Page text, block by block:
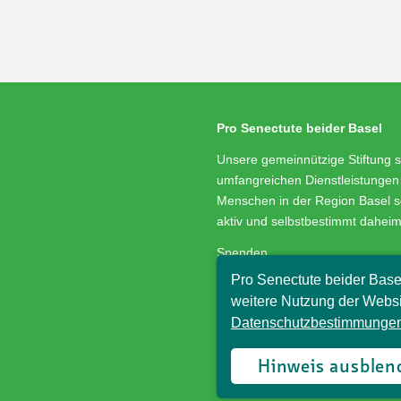
Pro Senectute beider Basel
Unsere gemeinnützige Stiftung
umfangreichen
Menschen in der Region Basel
aktiv und selbstbestimmt
Spenden
Medienservice
Stellenangebote
Impressum/Datenschutz
© Pro Senectute beider Basel,
Pro Senectute beider
weitere Nutzung der
Hinweis